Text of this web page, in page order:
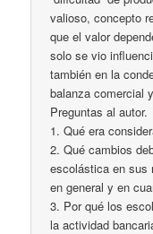
valioso, concepto
que el valor
solo se vio
también en la
balanza comercial
Preguntas al autor.
1. Qué era
2. Qué cambios
escolástica en sus
en general y en
3. Por qué los
la actividad